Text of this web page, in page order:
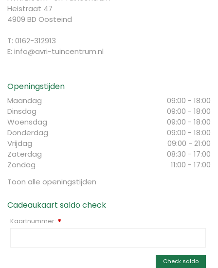
Heistraat 47
4909 BD Oosteind
T: 0162-312913
E: info@avri-tuincentrum.nl
Openingstijden
Maandag
09:00 - 18:00
Dinsdag
09:00 - 18:00
Woensdag
09:00 - 18:00
Donderdag
09:00 - 18:00
Vrijdag
09:00 - 21:00
Zaterdag
08:30 - 17:00
Zondag
11:00 - 17:00
Toon alle openingstijden
Cadeaukaart saldo check
Kaartnummer: *
Check saldo